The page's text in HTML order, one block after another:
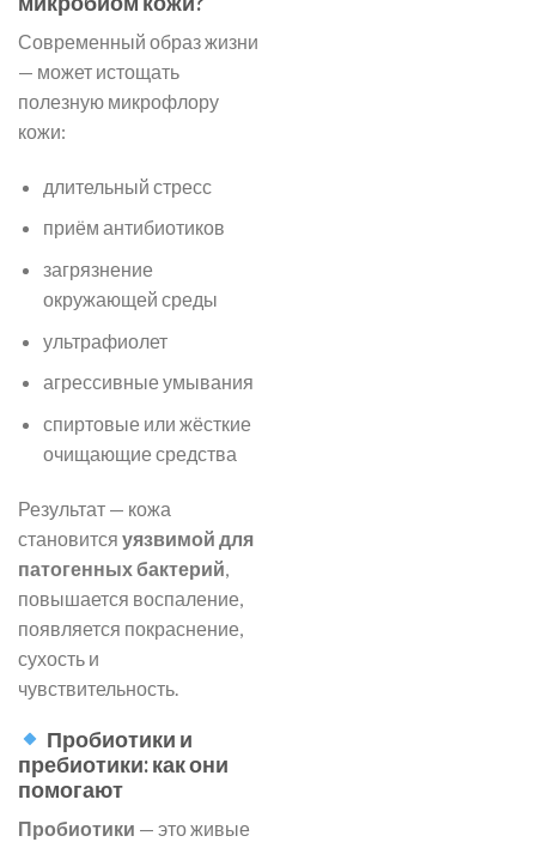
Современный образ жизни
— может истощать
полезную микрофлору
кожи:
длительный стресс
приём антибиотиков
загрязнение
окружающей среды
ультрафиолет
агрессивные умывания
спиртовые или жёсткие
очищающие средства
Результат — кожа
становится уязвимой для
патогенных бактерий
повышается воспаление,
появляется покраснение,
сухость и
чувствительность.
Пробиотики и
пребиотики: как они
помогают
Пробиотики — это живые